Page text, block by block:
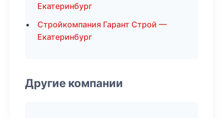
Екатеринбург
Стройкомпания Гарант Строй —
Екатеринбург
Другие компании